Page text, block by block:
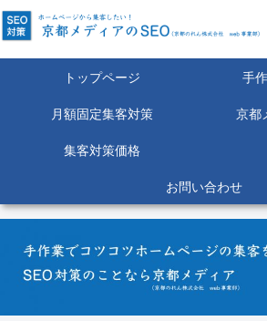
トップページ
手
月額固定集客対策
京都
集客対策価格
お問い合わせ